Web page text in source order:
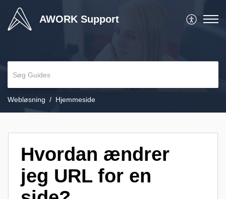
AWORK Support
Webløsning Hjemmeside
Hvordan ændrer
jeg URL for en